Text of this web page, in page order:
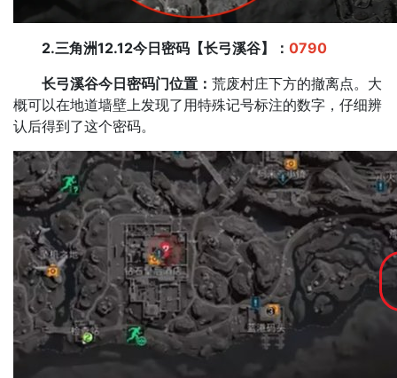
2.三角洲12.12今日密码【长弓溪谷】： 0790
长弓溪谷今日密码门位置： 荒废村庄下方的撤离点。大
概可以在地道墙壁上发现了用特殊记号标注的数字，仔细辨
认后得到了这个密码。